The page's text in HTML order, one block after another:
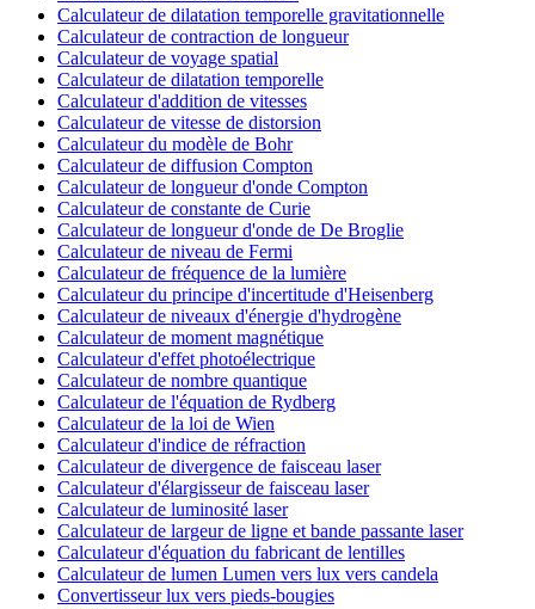
Calculateur de dilatation temporelle gravitationnelle
Calculateur de contraction de longueur
Calculateur de voyage spatial
Calculateur de dilatation temporelle
Calculateur d'addition de vitesses
Calculateur de vitesse de distorsion
Calculateur du modèle de Bohr
Calculateur de diffusion Compton
Calculateur de longueur d'onde Compton
Calculateur de constante de Curie
Calculateur de longueur d'onde de De Broglie
Calculateur de niveau de Fermi
Calculateur de fréquence de la lumière
Calculateur du principe d'incertitude d'Heisenberg
Calculateur de niveaux d'énergie d'hydrogène
Calculateur de moment magnétique
Calculateur d'effet photoélectrique
Calculateur de nombre quantique
Calculateur de l'équation de Rydberg
Calculateur de la loi de Wien
Calculateur d'indice de réfraction
Calculateur de divergence de faisceau laser
Calculateur d'élargisseur de faisceau laser
Calculateur de luminosité laser
Calculateur de largeur de ligne et bande passante laser
Calculateur d'équation du fabricant de lentilles
Calculateur de lumen Lumen vers lux vers candela
Convertisseur lux vers pieds-bougies